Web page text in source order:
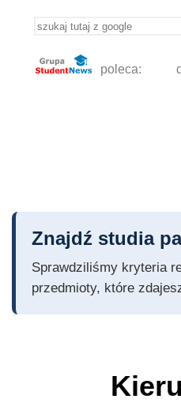
poleca:
Znajdź studia
Sprawdziliśmy kryteria
przedmioty, które